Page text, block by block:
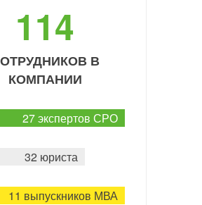
114
В
КОМПАНИИ
27 экспертов СРО
32 юриста
11 выпускников МВА